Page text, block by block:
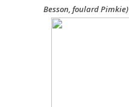
Besson, foulard Pimkie)